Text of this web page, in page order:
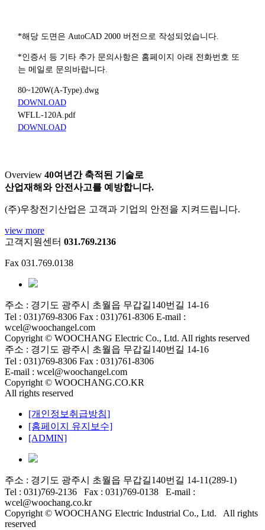
*해당 도면은 AutoCAD 2000 버전으로 작성되었습니다.
*인증서 등 기타 추가 문의사항은 홈페이지 아래 전화번호 또
는 메일로 문의바랍니다.
80~120W(A-Type).dwg
DOWNLOAD
WFLL-120A.pdf
DOWNLOAD
Overview 40여년간 축적된 기술로
산업재해와 안전사고를 예방합니다.
(주)우창전기산업은 고객과 기업의 안전을 지켜드립니다.
view more
고객지원센터 031.769.2136
Fax 031.769.0138
주소 : 경기도 광주시 초월읍 무갑길140번길 14-16
Tel : 031)769-8306 Fax : 031)761-8306 E-mail :
wcel@woochangel.com
Copyright © WOOCHANG Electric Co., Ltd. All rights reserved
주소 : 경기도 광주시 초월읍 무갑길140번길 14-16
Tel : 031)769-8306 Fax : 031)761-8306
E-mail : wcel@woochangel.com
Copyright © WOOCHANG.CO.KR
All rights reserved
[개인정보취급방침]
[홈페이지 유지보수]
[ADMIN]
주소 : 경기도 광주시 초월읍 무갑길140번길 14-11(289-1)
Tel : 031)769-2136 Fax : 031)769-0138 E-mail :
wcel@woochang.co.kr
Copyright © WOOCHANG Electric Industrial Co., Ltd. All rights
reserved